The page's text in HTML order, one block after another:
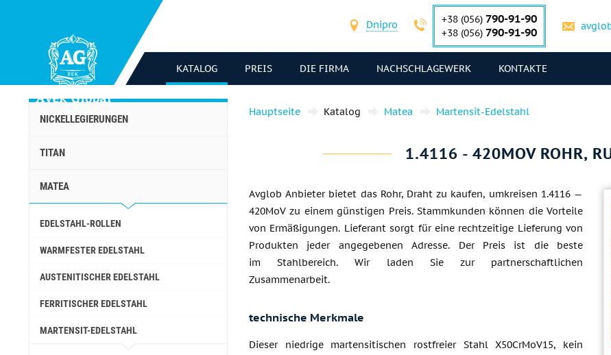
Dnipro +38 (056) 790-91-90
+38 (056) 790-91-90
KATALOG PREIS DIE FIRMA NACHSCHLAGEWERK KONTAKTE
NICKELLEGIERUNGEN
TITAN
MATEA
EDELSTAHL-ROLLEN
WARMFESTER EDELSTAHL
AUSTENITISCHER EDELSTAHL
FERRITISCHER EDELSTAHL
MARTENSIT-EDELSTAHL
Hauptseite Katalog Matea Martensit-Edelstahl
1.4116 - 420MOV ROHR,
Avglob Anbieter bietet das Rohr, Draht zu kaufen, umkreisen 1.4116 —
420MoV zu einem günstigen Preis. Stammkunden können die Vorteile
von Ermäßigungen. Lieferant sorgt für eine rechtzeitige Lieferung von
Produkten jeder angegebenen Adresse. Der Preis ist die beste
im Stahlbereich. Wir laden Sie zur partnerschaftlichen
Zusammenarbeit.
technische Merkmale
Dieser niedrige martensitischen rostfreier Stahl X50CrMoV15, kein